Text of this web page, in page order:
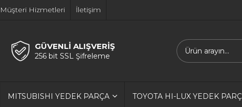
Müşteri Hizmetleri İletişim
GÜVENLİ ALIŞVERİŞ
256 bit SSL Şifreleme
MITSUBISHI YEDEK PARÇA TOYOTA HI-LUX YEDEK